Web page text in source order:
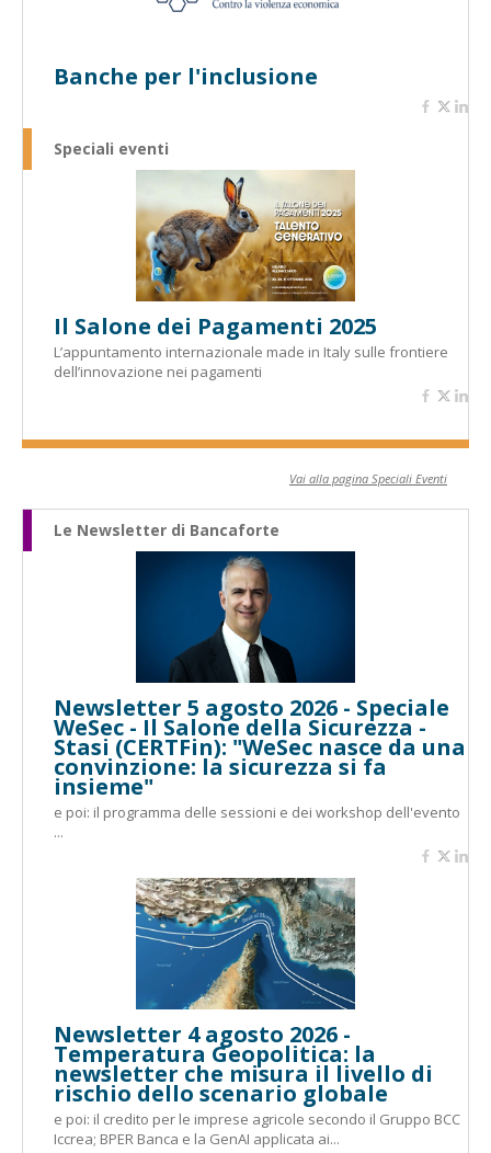
Banche per l'inclusione
Speciali eventi
Il Salone dei Pagamenti 2025
L’appuntamento internazionale made in Italy sulle frontiere
dell’innovazione nei pagamenti
Vai alla pagina Speciali Eventi
Le Newsletter di Bancaforte
Newsletter 5 agosto 2026 - Speciale
WeSec - Il Salone della Sicurezza -
Stasi (CERTFin): "WeSec nasce da una
convinzione: la sicurezza si fa
insieme"
e poi: il programma delle sessioni e dei workshop dell'evento
...
Newsletter 4 agosto 2026 -
Temperatura Geopolitica: la
newsletter che misura il livello di
rischio dello scenario globale
e poi: il credito per le imprese agricole secondo il Gruppo BCC
Iccrea; BPER Banca e la GenAI applicata ai...